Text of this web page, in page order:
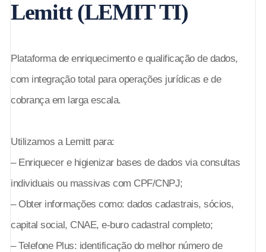
Lemitt (LEMIT TI)
Plataforma de enriquecimento e qualificação de dados,
com integração total para operações jurídicas e de
cobrança em larga escala.
Utilizamos a Lemitt para:
– Enriquecer e higienizar bases de dados via consultas
individuais ou massivas com CPF/CNPJ;
– Obter informações como: dados cadastrais, sócios,
capital social, CNAE, e-buro cadastral completo;
– Telefone Plus: identificação do melhor número de